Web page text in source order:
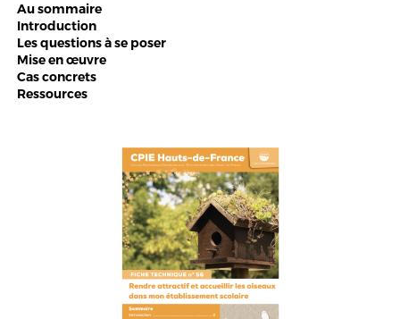
Au sommaire
Introduction
Les questions à se poser
Mise en œuvre
Cas concrets
Ressources